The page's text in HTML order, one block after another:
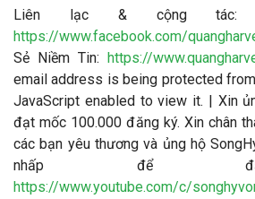
Liên lạc & cộng tác:
https://www.facebook.com/
Sẻ Niềm Tin: https://
email address is being protected
JavaScript enabled to view it. | Xin
đạt mốc 100.000 đăng ký. Xin chân
các bạn yêu thương và ủng hộ
nhấp để
https://www.youtube.com/c/